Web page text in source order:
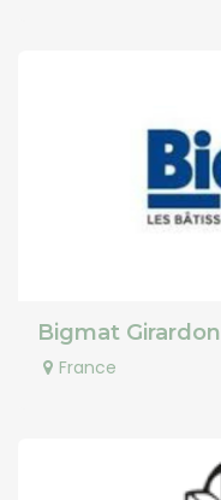
Bigmat Girardon
France